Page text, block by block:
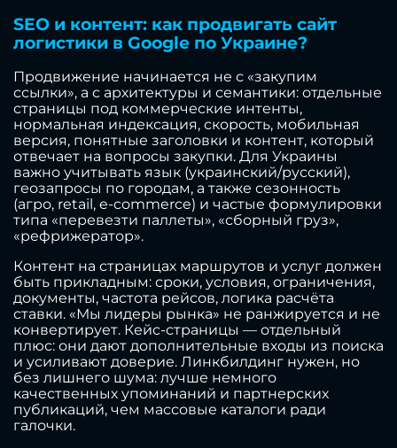
SEO и контент: как продвигать сайт
логистики в Google по Украине?
Продвижение начинается не с «закупим
ссылки», а с архитектуры и семантики: отдельные
страницы под коммерческие интенты,
нормальная индексация, скорость, мобильная
версия, понятные заголовки и контент, который
отвечает на вопросы закупки. Для Украины
важно учитывать язык (украинский/русский),
геозапросы по городам, а также сезонность
(агро, retail, e-commerce) и частые формулировки
типа «перевезти паллеты», «сборный груз»,
«рефрижератор».
Контент на страницах маршрутов и услуг должен
быть прикладным: сроки, условия, ограничения,
документы, частота рейсов, логика расчёта
ставки. «Мы лидеры рынка» не ранжируется и не
конвертирует. Кейс-страницы — отдельный
плюс: они дают дополнительные входы из поиска
и усиливают доверие. Линкбилдинг нужен, но
без лишнего шума: лучше немного
качественных упоминаний и партнерских
публикаций, чем массовые каталоги ради
галочки.